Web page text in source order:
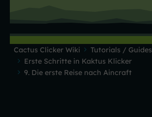
Cactus Clicker Wiki
Tutorials / Guides
Erste Schritte in Kaktus Klicker
9. Die erste Reise nach Aincraft